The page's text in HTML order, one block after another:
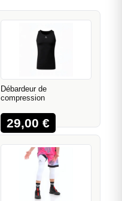
Débardeur de
compression
29,00€